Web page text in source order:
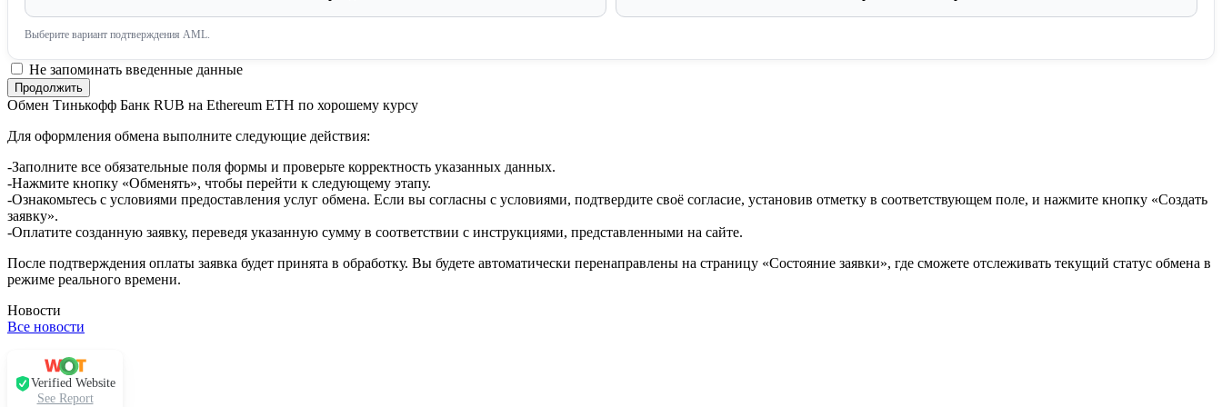
Выберите вариант подтверждения AML.
Не запоминать введенные данные
Обмен Тинькофф Банк RUB на Ethereum ETH по хорошему курсу
Для оформления обмена выполните следующие действия:
-Заполните все обязательные поля формы и проверьте корректность указанных данных.
-Нажмите кнопку «Обменять», чтобы перейти к следующему этапу.
-Ознакомьтесь с условиями предоставления услуг обмена. Если вы согласны с условиями, подтвердите своё согласие, установив отметку в соответствующем поле, и нажмите кнопку «Создать
заявку».
-Оплатите созданную заявку, переведя указанную сумму в соответствии с инструкциями, представленными на сайте.
После подтверждения оплаты заявка будет принята в обработку. Вы будете автоматически перенаправлены на страницу «Состояние заявки», где сможете отслеживать текущий статус обмена в
режиме реального времени.
Новости
Все новости
Verified Website
See Report